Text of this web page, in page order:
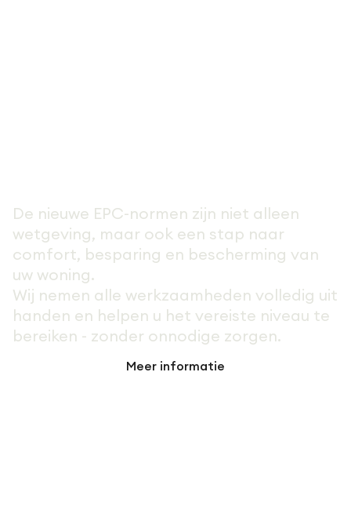
De nieuwe EPC-normen zijn niet alleen
wetgeving, maar ook een stap naar
comfort, besparing en bescherming van
uw woning.
Wij nemen alle werkzaamheden volledig uit
handen en helpen u het vereiste niveau te
bereiken - zonder onnodige zorgen.
Meer informatie